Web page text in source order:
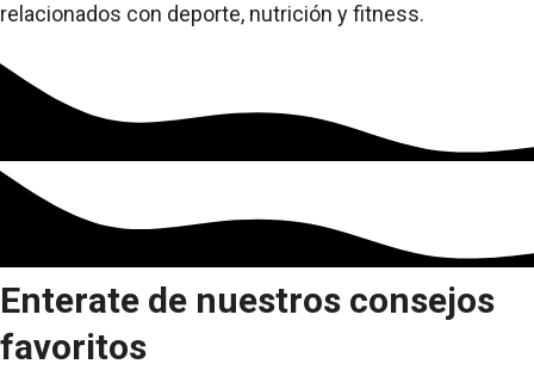
relacionados con deporte, nutrición y fitness.
Enterate de nuestros consejos
favoritos